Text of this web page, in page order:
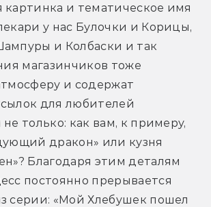
картинка и тематическое имя
у нас Булочки и Корицы,
и Колбаски и так
магазинчиков тоже
и содержат
для любителей
только: как вам, к примеру,
дракон» или кузня
Благодаря этим деталям
постоянно прерывается
серии: «Мой Хлебушек пошел